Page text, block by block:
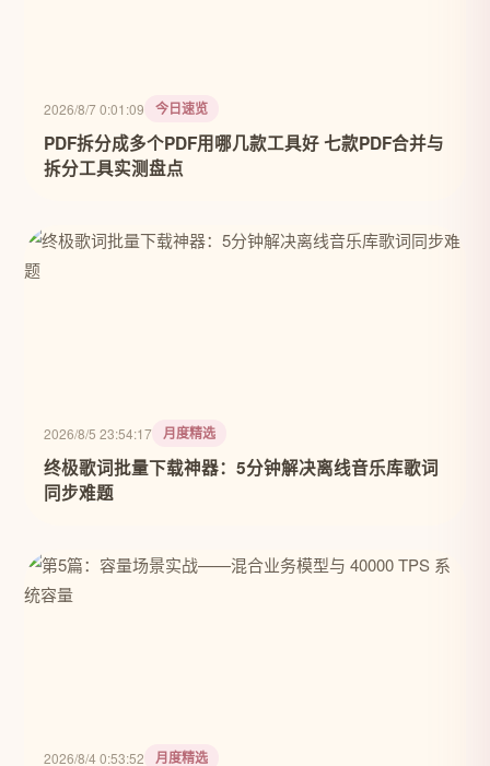
2026/8/7 0:01:09 今日速览
PDF拆分成多个PDF用哪几款工具好 七款PDF合并与
拆分工具实测盘点
2026/8/5 23:54:17 月度精选
终极歌词批量下载神器：5分钟解决离线音乐库歌词
同步难题
2026/8/4 0:53:52 月度精选